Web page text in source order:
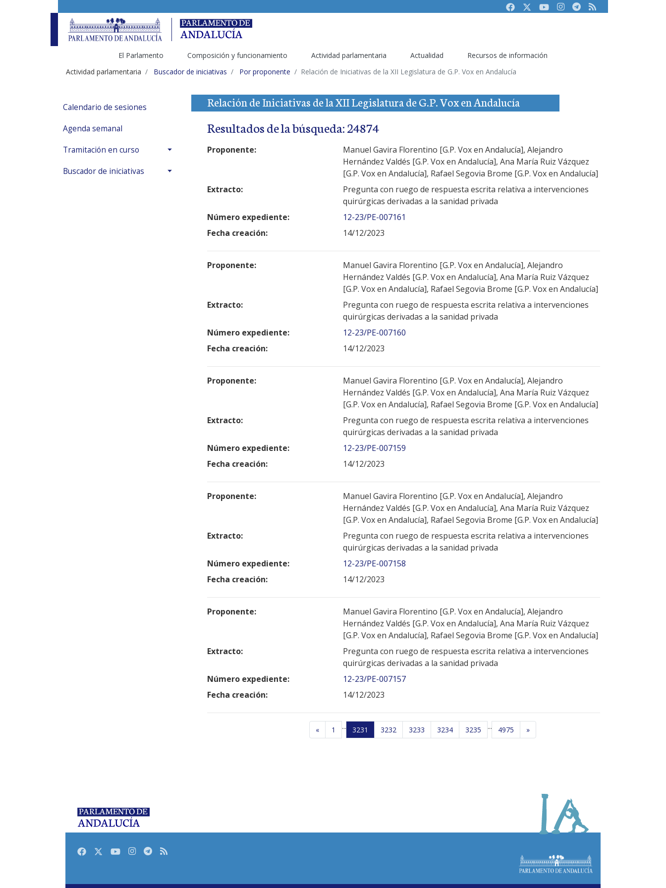
FacebookTwitterYoutubeInstagram
Telegram
RSS
El Parlamento Composición y funcionamiento Actividad parlamentaria Actualidad
Recursos de información
Actividad parlamentaria
Buscador de iniciativas Por proponente Relación de Iniciativas de la XII Legislatura de G.P. Vox en Andalucía
Calendario de sesiones
Agenda semanal
Tramitación en curso
Buscador de iniciativas
Relación de Iniciativas de la XII Legislatura de G.P. Vox en Andalucía
Resultados de la búsqueda: 24874
Proponente:
Manuel Gavira Florentino [G.P. Vox en Andalucía], Alejandro
Hernández Valdés [G.P. Vox en Andalucía], Ana María Ruiz Vázquez
[G.P. Vox en Andalucía], Rafael Segovia Brome [G.P. Vox en Andalucía]
Extracto:
Pregunta con ruego de respuesta escrita relativa a intervenciones
quirúrgicas derivadas a la sanidad privada
Número expediente:
12-23/PE-007161
Fecha creación:
14/12/2023
Proponente:
Manuel Gavira Florentino [G.P. Vox en Andalucía], Alejandro
Hernández Valdés [G.P. Vox en Andalucía], Ana María Ruiz Vázquez
[G.P. Vox en Andalucía], Rafael Segovia Brome [G.P. Vox en Andalucía]
Extracto:
Pregunta con ruego de respuesta escrita relativa a intervenciones
quirúrgicas derivadas a la sanidad privada
Número expediente:
12-23/PE-007160
Fecha creación:
14/12/2023
Proponente:
Manuel Gavira Florentino [G.P. Vox en Andalucía], Alejandro
Hernández Valdés [G.P. Vox en Andalucía], Ana María Ruiz Vázquez
[G.P. Vox en Andalucía], Rafael Segovia Brome [G.P. Vox en Andalucía]
Extracto:
Pregunta con ruego de respuesta escrita relativa a intervenciones
quirúrgicas derivadas a la sanidad privada
Número expediente:
12-23/PE-007159
Fecha creación:
14/12/2023
Proponente:
Manuel Gavira Florentino [G.P. Vox en Andalucía], Alejandro
Hernández Valdés [G.P. Vox en Andalucía], Ana María Ruiz Vázquez
[G.P. Vox en Andalucía], Rafael Segovia Brome [G.P. Vox en Andalucía]
Extracto:
Pregunta con ruego de respuesta escrita relativa a intervenciones
quirúrgicas derivadas a la sanidad privada
Número expediente:
12-23/PE-007158
Fecha creación:
14/12/2023
Proponente:
Manuel Gavira Florentino [G.P. Vox en Andalucía], Alejandro
Hernández Valdés [G.P. Vox en Andalucía], Ana María Ruiz Vázquez
[G.P. Vox en Andalucía], Rafael Segovia Brome [G.P. Vox en Andalucía]
Extracto:
Pregunta con ruego de respuesta escrita relativa a intervenciones
quirúrgicas derivadas a la sanidad privada
Número expediente:
12-23/PE-007157
Fecha creación:
14/12/2023
« 1 ... 3231 3232 3233 3234 3235 ... 4975 »
FacebookTwitterYoutubeInstagram
Telegram
RSS